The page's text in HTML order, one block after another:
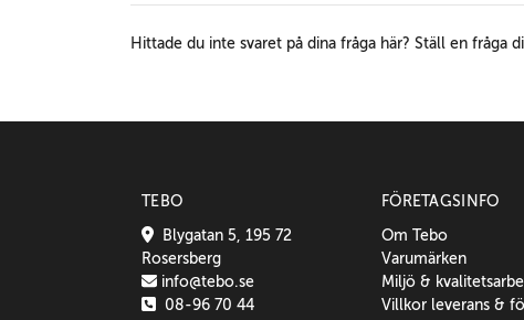
Hittade du inte svaret på dina fråga här? Ställ en fråga
TEBO
Blygatan 5, 195 72
Rosersberg
info@tebo.se
08-96 70 44
FÖRETAGSINFO
Om Tebo
Varumärken
Miljö &
Villkor leverans &